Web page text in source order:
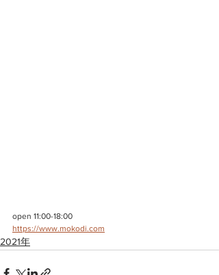
open 11:00-18:00
https://www.mokodi.com
2021年